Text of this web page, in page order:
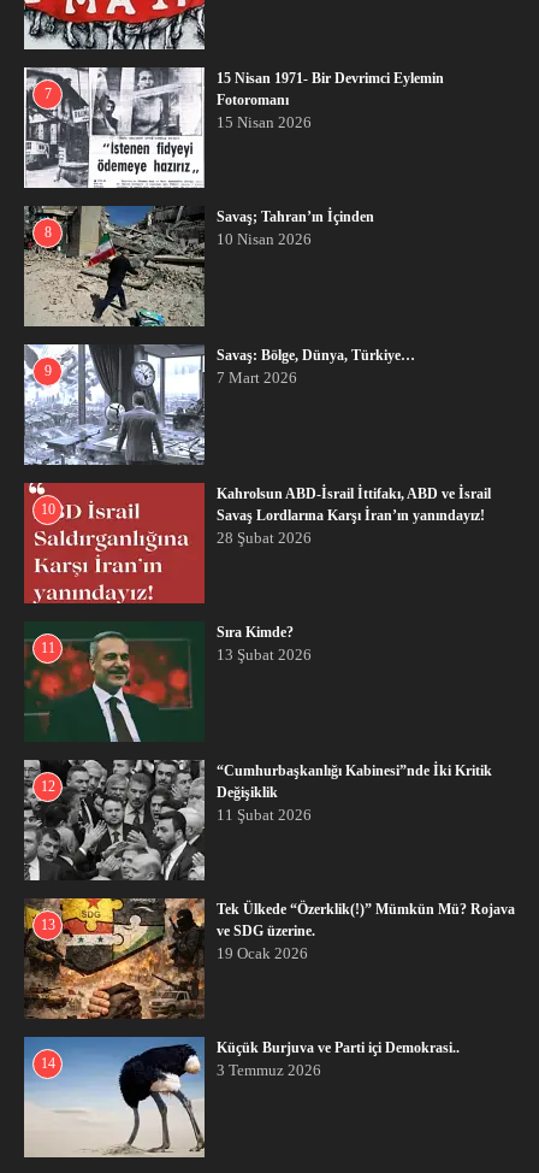
7
15 Nisan 1971- Bir Devrimci Eylemin
Fotoromanı
15 Nisan 2026
8
Savaş; Tahran’ın İçinden
10 Nisan 2026
9
Savaş: Bölge, Dünya, Türkiye…
7 Mart 2026
10
Kahrolsun ABD-İsrail İttifakı, ABD ve İsrail
Savaş Lordlarına Karşı İran’ın yanındayız!
28 Şubat 2026
11
Sıra Kimde?
13 Şubat 2026
12
“Cumhurbaşkanlığı Kabinesi”nde İki Kritik
Değişiklik
11 Şubat 2026
13
Tek Ülkede “Özerklik(!)” Mümkün Mü? Rojava
ve SDG üzerine.
19 Ocak 2026
14
Küçük Burjuva ve Parti içi Demokrasi..
3 Temmuz 2026